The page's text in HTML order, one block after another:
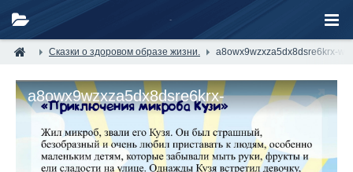
Сказки о здоровом образе жизни. a8owx9wzxza5dx8dsre6krx-
a8owx9wzxza5dx8dsre6krx-